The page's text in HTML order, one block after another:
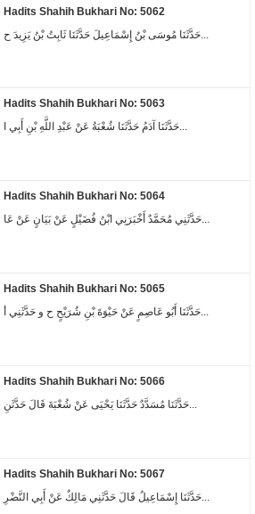
Hadits Shahih Bukhari No: 5062
Hadits Shahih Bukhari No: 5063
حَدَّثَنَا آدَمُ حَدَّثَنَا شُعْبَةُ عَنْ عَبْدِ اللَّهِ بْنِ أَبِي ا...
Hadits Shahih Bukhari No: 5064
حَدَّثَنِي مُحَمَّدٌ أَخْبَرَنِي ابْنُ فُضَيْلٍ عَنْ بَيَانٍ عَنْ عَا...
Hadits Shahih Bukhari No: 5065
حَدَّثَنَا أَبُو عَاصِمٍ عَنْ حَيْوَةَ بْنِ شُرَيْحٍ ح و حَدَّثَنِي أ...
Hadits Shahih Bukhari No: 5066
حَدَّثَنَا مُسَدَّدٌ حَدَّثَنَا يَحْيَى عَنْ شُعْبَةَ قَالَ حَدَّثَنِ...
Hadits Shahih Bukhari No: 5067
حَدَّثَنَا إِسْمَاعِيلُ قَالَ حَدَّثَنِي مَالِكٌ عَنْ أَبِي النَّضْرِ...